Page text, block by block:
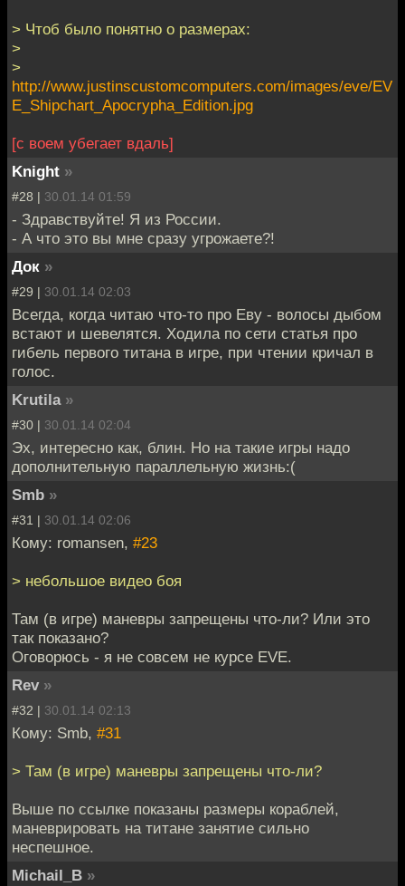
> Чтоб было понятно о размерах:
>
>
http://www.justinscustomcomputers.com/images/eve/EV
E_Shipchart_Apocrypha_Edition.jpg
[с воем убегает вдаль]
Knight »
#28 | 30.01.14 01:59
- Здравствуйте! Я из России.
- А что это вы мне сразу угрожаете?!
Док »
#29 | 30.01.14 02:03
Всегда, когда читаю что-то про Еву - волосы дыбом
встают и шевелятся. Ходила по сети статья про
гибель первого титана в игре, при чтении кричал в
голос.
Krutila »
#30 | 30.01.14 02:04
Эх, интересно как, блин. Но на такие игры надо
дополнительную параллельную жизнь:(
Smb »
#31 | 30.01.14 02:06
Кому: romansen, #23
> небольшое видео боя
Там (в игре) маневры запрещены что-ли? Или это
так показано?
Оговорюсь - я не совсем не курсе EVE.
Rev »
#32 | 30.01.14 02:13
Кому: Smb, #31
> Там (в игре) маневры запрещены что-ли?
Выше по ссылке показаны размеры кораблей,
маневрировать на титане занятие сильно
неспешное.
Michail_B »